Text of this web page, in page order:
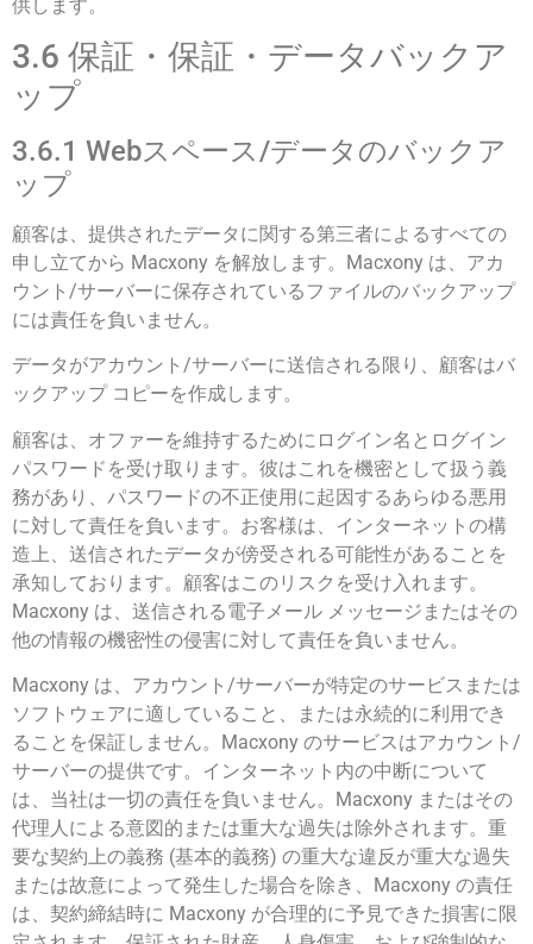
供します。
3.6 保証・保証・データバックア
ップ
3.6.1 Webスペース/データのバックア
ップ
顧客は、提供されたデータに関する第三者によるすべての
申し立てから Macxony を解放します。Macxony は、アカ
ウント/サーバーに保存されているファイルのバックアップ
には責任を負いません。
データがアカウント/サーバーに送信される限り、顧客はバ
ックアップ コピーを作成します。
顧客は、オファーを維持するためにログイン名とログイン
パスワードを受け取ります。彼はこれを機密として扱う義
務があり、パスワードの不正使用に起因するあらゆる悪用
に対して責任を負います。お客様は、インターネットの構
造上、送信されたデータが傍受される可能性があることを
承知しております。顧客はこのリスクを受け入れます。
Macxony は、送信される電子メール メッセージまたはその
他の情報の機密性の侵害に対して責任を負いません。
Macxony は、アカウント/サーバーが特定のサービスまたは
ソフトウェアに適していること、または永続的に利用でき
ることを保証しません。Macxony のサービスはアカウント/
サーバーの提供です。インターネット内の中断について
は、当社は一切の責任を負いません。Macxony またはその
代理人による意図的または重大な過失は除外されます。重
要な契約上の義務 (基本的義務) の重大な違反が重大な過失
または故意によって発生した場合を除き、Macxony の責任
は、契約締結時に Macxony が合理的に予見できた損害に限